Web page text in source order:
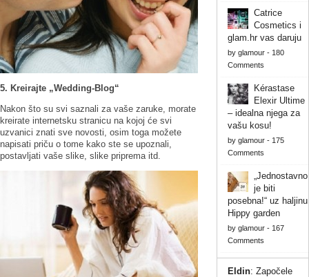
5. Kreirajte „Wedding-Blog“
Nakon što su svi saznali za vaše zaruke, morate
kreirate internetsku stranicu na kojoj će svi
uzvanici znati sve novosti, osim toga možete
napisati priču o tome kako ste se upoznali,
postavljati vaše slike, slike priprema itd.
Catrice
Cosmetics i
glam.hr vas daruju
by glamour- 180
Comments
Kérastase
Elexir Ultime
– idealna njega za
vašu kosu!
by glamour- 175
Comments
„Jednostavno
je biti
posebna!“ uz haljinu
Hippy garden
by glamour- 167
Comments
Eldin: Započele